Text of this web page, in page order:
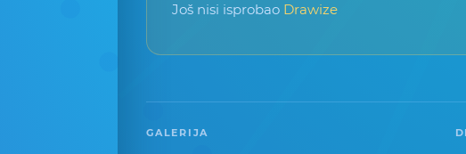
Još nisi isprobao Drawize
GALERIJA